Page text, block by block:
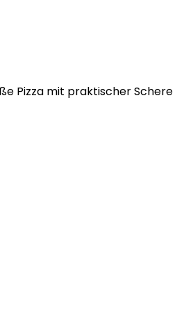
Pizza mit praktischer Schere